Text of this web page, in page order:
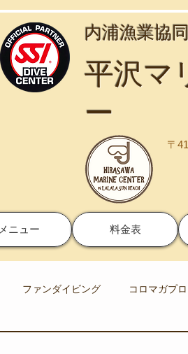
内浦漁業協
平沢マ
ー
〒
メニュー 料金表
ファンダイビング コロマガプ